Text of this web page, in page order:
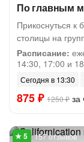
По главным
Прикоснуться к
столицы на
Расписание:
14:30, 17:00 и
Сегодня в 13:30
875 ₽ 1250 ₽ за
157 отзывов